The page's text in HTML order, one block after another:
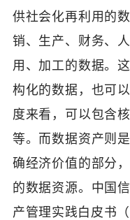
供社会化再利用的
销、生产、财务、
用、加工的数据。
构化的数据，也可
度来看，可以包含
等。而数据资产则
确经济价值的部分
的数据资源。中国
产管理实践白皮书